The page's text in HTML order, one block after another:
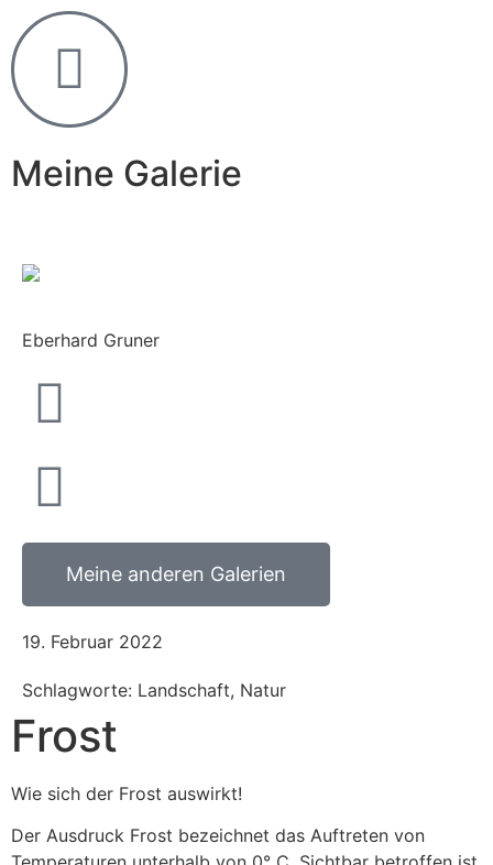
Meine Galerie
Eberhard Gruner
Meine anderen Galerien
19. Februar 2022
Schlagworte: Landschaft, Natur
Frost
Wie sich der Frost auswirkt!
Der Ausdruck Frost bezeichnet das Auftreten von